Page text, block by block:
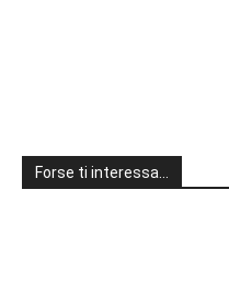
Forse ti interessa…